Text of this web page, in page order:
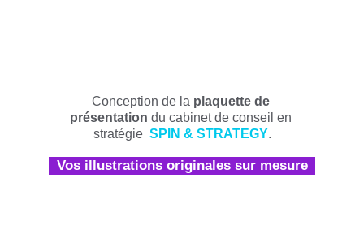
Conception de la plaquette de
présentation du cabinet de conseil en
stratégie SPIN & STRATEGY.
Vos illustrations originales sur mesure